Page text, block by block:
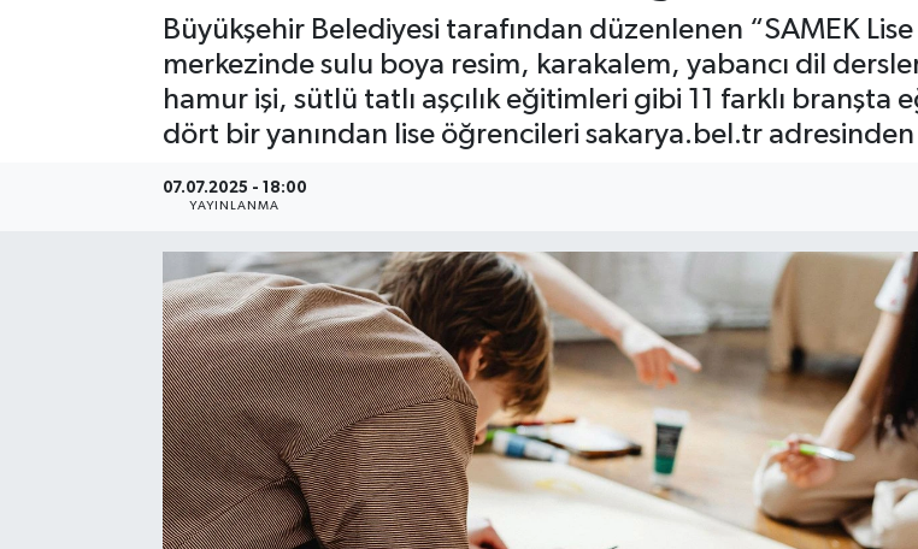
Büyükşehir Belediyesi tarafından düzenlenen “SAMEK
merkezinde sulu boya resim, karakalem, yabancı dil
hamur işi, sütlü tatlı aşçılık eğitimleri gibi 11 farklı
dört bir yanından lise öğrencileri sakarya.bel.tr adresinden
07.07.2025 - 18:00
YAYINLANMA